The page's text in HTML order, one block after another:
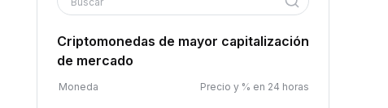
Criptomonedas de mayor capitalización
de mercado
Moneda Precio y % en 24 horas